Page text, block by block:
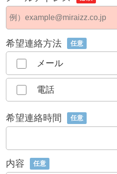
希望連絡方法 任意
メール
電話
希望連絡時間 任意
内容 任意